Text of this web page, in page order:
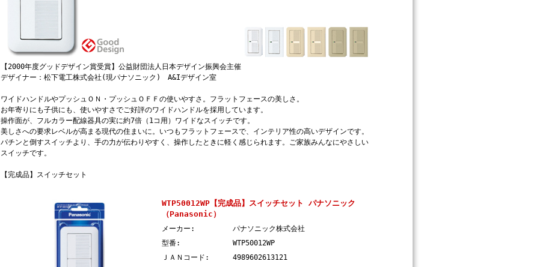
【2000年度グッドデザイン賞受賞】公益財団法人日本デザイン振興会主催
デザイナー：松下電工株式会社(現パナソニック) A&Iデザイン室
ワイドハンドルやプッシュＯＮ・プッシュＯＦＦの使いやすさ。フラットフェースの美しさ。
お年寄りにも子供にも、使いやすさでご好評のワイドハンドルを採用しています。
操作面が、フルカラー配線器具の実に約7倍（1コ用）ワイドなスイッチです。
美しさへの要求レベルが高まる現代の住まいに。いつもフラットフェースで、インテリア性の高いデザインです。
パチンと倒すスイッチより、手の力が伝わりやすく、操作したときに軽く感じられます。ご家族みんなにやさしい
スイッチです。
【完成品】スイッチセット
WTP50012WP【完成品】スイッチセット パナソニック
（Panasonic）
メーカー:
パナソニック株式会社
型番:
WTP50012WP
ＪＡＮコード:
4989602613121